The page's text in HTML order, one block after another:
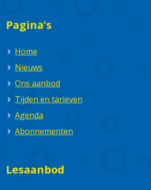
Pagina’s
Home
Nieuws
Ons aanbod
Tijden en tarieven
Agenda
Abonnementen
Lesaanbod